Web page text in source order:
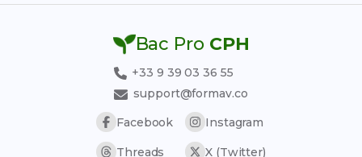
Bac Pro CPH
+33 9 39 03 36 55
support@formav.co
Facebook
Instagram
Threads X (Twitter)